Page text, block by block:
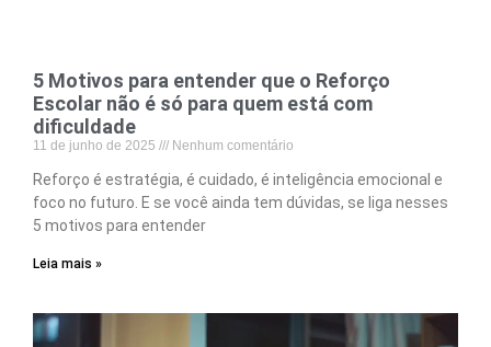
5 Motivos para entender que o Reforço
Escolar não é só para quem está com
dificuldade
11 de junho de 2025 Nenhum comentário
Reforço é estratégia, é cuidado, é inteligência emocional e
foco no futuro. E se você ainda tem dúvidas, se liga nesses
5 motivos para entender
Leia mais »